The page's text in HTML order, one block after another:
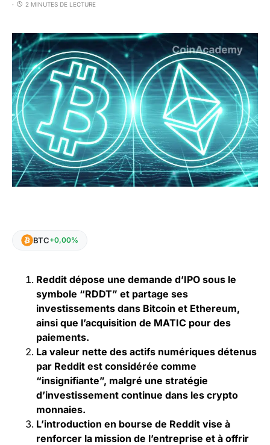
2 MINUTES DE LECTURE
BTC+0,00%
Reddit dépose une demande d’IPO sous le
symbole “RDDT” et partage ses
investissements dans Bitcoin et Ethereum,
ainsi que l’acquisition de MATIC pour des
paiements.
La valeur nette des actifs numériques détenus
par Reddit est considérée comme
“insignifiante”, malgré une stratégie
d’investissement continue dans les crypto
monnaies.
L’introduction en bourse de Reddit vise à
renforcer la mission de l’entreprise et à offrir